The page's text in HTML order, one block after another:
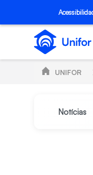
Pular para o Conteúdo
UNIFOR
Notícias